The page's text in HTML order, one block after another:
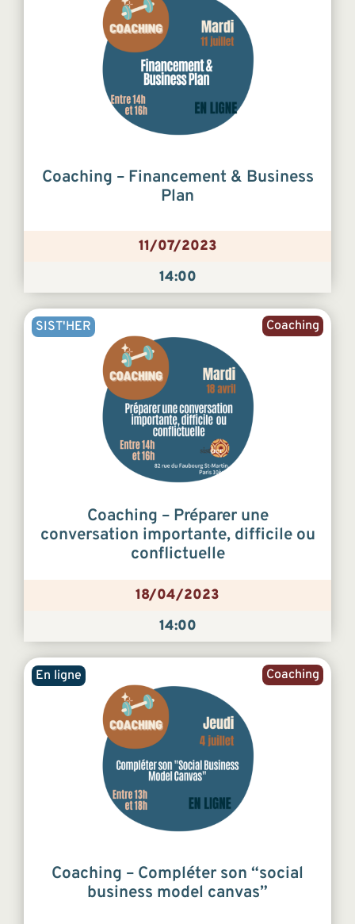
Coaching – Financement & Business
Plan
11/07/2023
14:00
Coaching
SIST'HER
Coaching – Préparer une
conversation importante, difficile ou
conflictuelle
18/04/2023
14:00
Coaching
En ligne
Coaching – Compléter son “social
business model canvas”